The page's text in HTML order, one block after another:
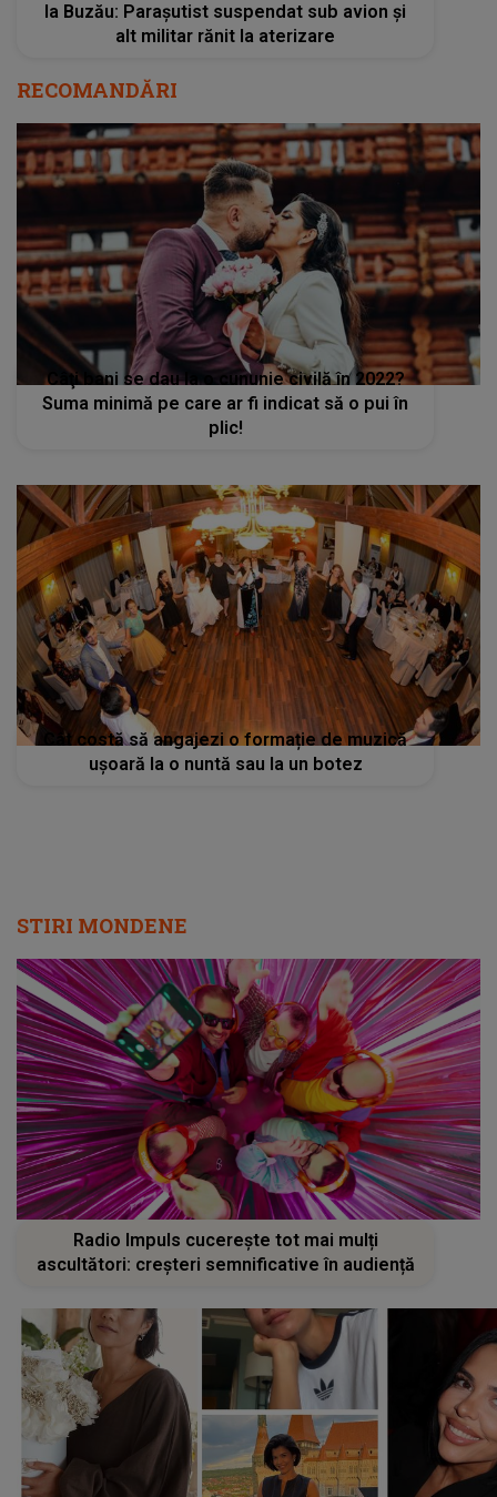
la Buzău: Parașutist suspendat sub avion și
alt militar rănit la aterizare
RECOMANDĂRI
Câţi bani se dau la o cununie civilă în 2022?
Suma minimă pe care ar fi indicat să o pui în
plic!
Cât costă să angajezi o formație de muzică
ușoară la o nuntă sau la un botez
STIRI MONDENE
Radio Impuls cucerește tot mai mulți
ascultători: creșteri semnificative în audiență